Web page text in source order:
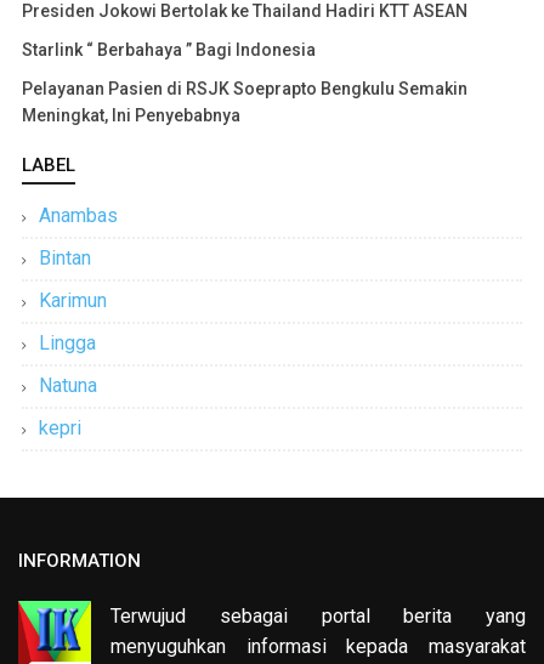
Presiden Jokowi Bertolak ke Thailand Hadiri KTT ASEAN
Starlink “ Berbahaya ” Bagi Indonesia
Pelayanan Pasien di RSJK Soeprapto Bengkulu Semakin
Meningkat, Ini Penyebabnya
LABEL
Anambas
Bintan
Karimun
Lingga
Natuna
kepri
INFORMATION
Terwujud sebagai portal berita yang
menyuguhkan informasi kepada masyarakat